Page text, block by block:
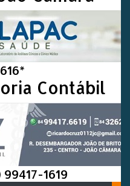
Contábil
1619